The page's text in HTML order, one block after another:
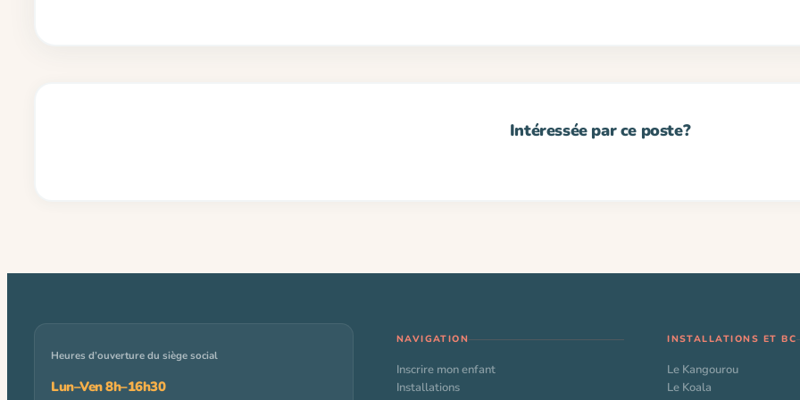
Heures d’ouverture du siège social
Lun–Ven 8h–16h30
NAVIGATION
Inscrire mon enfant
Installations
INSTALLATIONS ET BC
Le Kangourou
Le Koala